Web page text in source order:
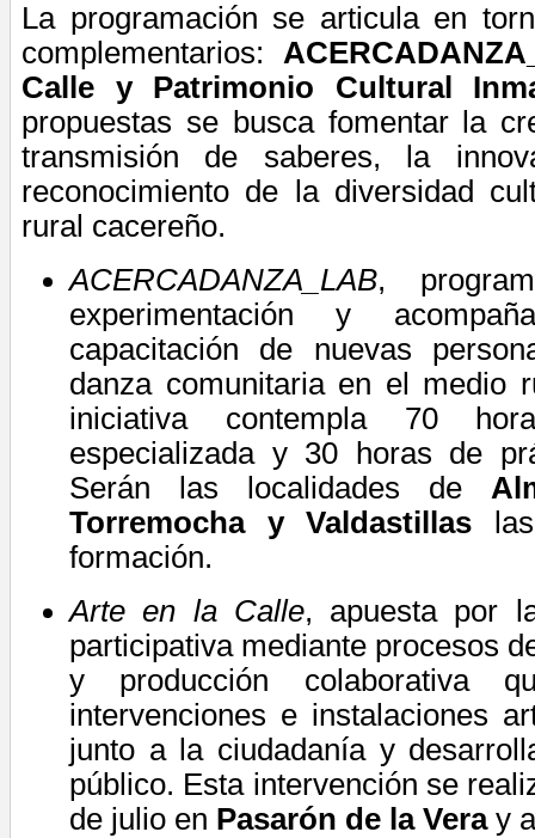
La programación se articula en
complementarios:
Calle y Patrimonio Cultural
propuestas se busca fomentar
la
transmisión de saberes, la
reconocimiento de la diversidad
rural cacereño.
ACERCADANZA_LAB,
experimentación y
capacitación de nuevas
danza comunitaria en el medio
iniciativa contempla 70
especializada y 30 horas de
Serán las localidades de
Torremocha y Valdastillas
formación.
Arte en la Calle, apuesta por
participativa mediante procesos
y producción colaborativa
intervenciones e instalaciones
junto a la ciudadanía y
público. Esta intervención se
de julio en Pasarón de la Veray